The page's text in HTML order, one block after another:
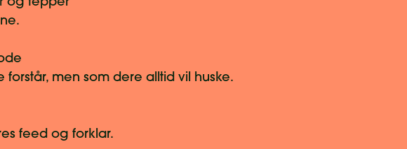
forstår, men som dere alltid vil huske.
feed og forklar.